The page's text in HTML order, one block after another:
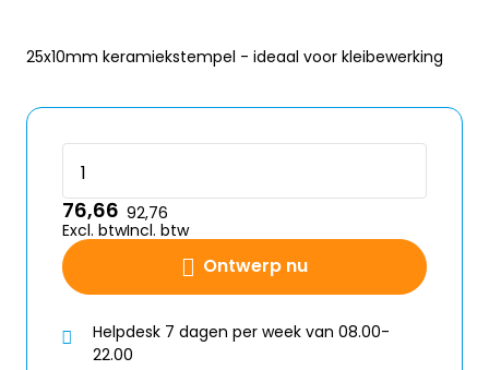
25x10mm keramiekstempel - ideaal voor kleibewerking
Ontwerp nu
76,66
Excl. btw
92,76
Incl. btw
Helpdesk 7 dagen per week van 08.00-
22.00